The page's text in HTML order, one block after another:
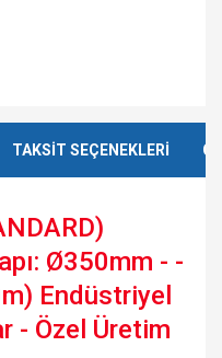
TAKSİT SEÇENEKLERİ
Ø350mm - -
Endüstriyel
- Özel Üretim